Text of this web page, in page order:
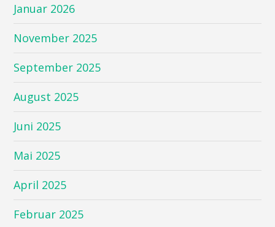
Januar 2026
November 2025
September 2025
August 2025
Juni 2025
Mai 2025
April 2025
Februar 2025